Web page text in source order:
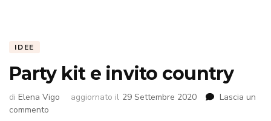
IDEE
Party kit e invito country
di Elena Vigo aggiornato il 29 Settembre 2020
Lascia un
commento